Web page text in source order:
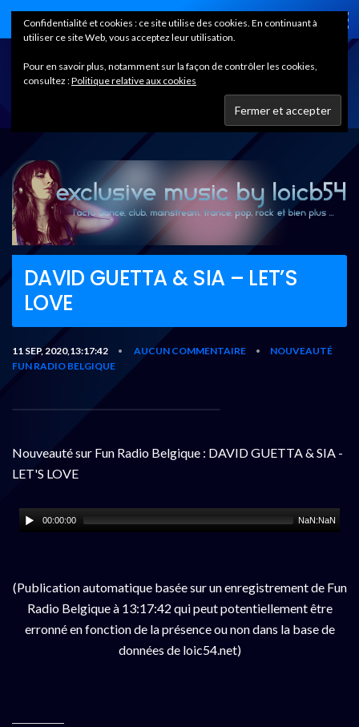
Home
DAVID GUETTA & SIA – LET’S
LOVE
11 SEP, 2020,13:17:42 • AUCUN COMMENTAIRE •
NOUVEAUTÉ
FUN RADIO BELGIQUE
Nouveauté sur Fun Radio Belgique : DAVID GUETTA & SIA -
LET'S LOVE
00:00:00 NaN:NaN
(Publication automatique basée sur un enregistrement de Fun
Radio Belgique à 13:17:42 qui peut potentiellement être
erronné en fonction de la présence ou non dans la base de
données de loic54.net)
Confidentialité et cookies : ce site utilise des cookies. En continuant à
utiliser ce site Web, vous acceptez leur utilisation.
Pour en savoir plus, notamment sur la façon de contrôler les cookies,
consultez :Politique relative aux cookies